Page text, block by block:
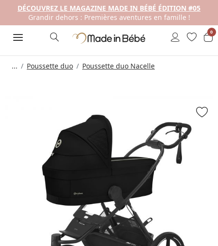
DÉCOUVREZ LE MAGAZINE MADE IN BÉBÉ ÉDITION #05
Grandir dehors : Premières aventures en famille !
0
... Poussette duo Poussette duo Nacelle